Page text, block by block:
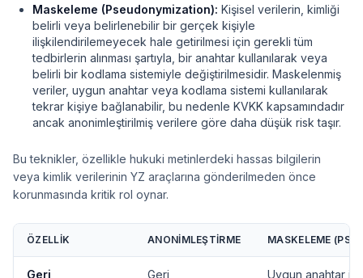
Maskeleme (Pseudonymization): Kişisel verilerin, kimliği
belirli veya belirlenebilir bir gerçek kişiyle
ilişkilendirilemeyecek hale getirilmesi için gerekli tüm
tedbirlerin alınması şartıyla, bir anahtar kullanılarak veya
belirli bir kodlama sistemiyle değiştirilmesidir. Maskelenmiş
veriler, uygun anahtar veya kodlama sistemi kullanılarak
tekrar kişiye bağlanabilir, bu nedenle KVKK kapsamındadır
ancak anonimleştirilmiş verilere göre daha düşük risk taşır.
Bu teknikler, özellikle hukuki metinlerdeki hassas bilgilerin
veya kimlik verilerinin YZ araçlarına gönderilmeden önce
korunmasında kritik rol oynar.
ÖZELLIK ANONIMLEŞTIRME MASKELEME
Geri
Geri
Uygun anahtar